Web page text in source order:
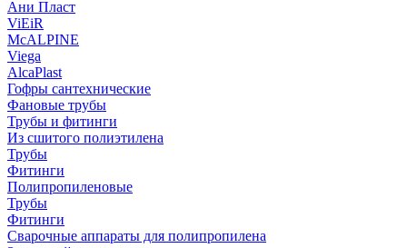
Ани Пласт
ViEiR
McALPINE
Viega
AlcaPlast
Гофры сантехнические
Фановые трубы
Трубы и фитинги
Из сшитого полиэтилена
Трубы
Фитинги
Полипропиленовые
Трубы
Фитинги
Сварочные аппараты для полипропилена